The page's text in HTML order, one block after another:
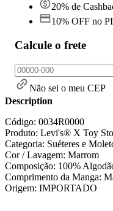
20% de
10% OFF no
Calcule o frete
Não sei o meu CEP
Description
Código: 0034R0000
Produto: Levi's® X Toy
Categoria: Suéteres e
Cor / Lavagem: Marrom
Composição: 100%
Comprimento da Manga:
Origem: IMPORTADO